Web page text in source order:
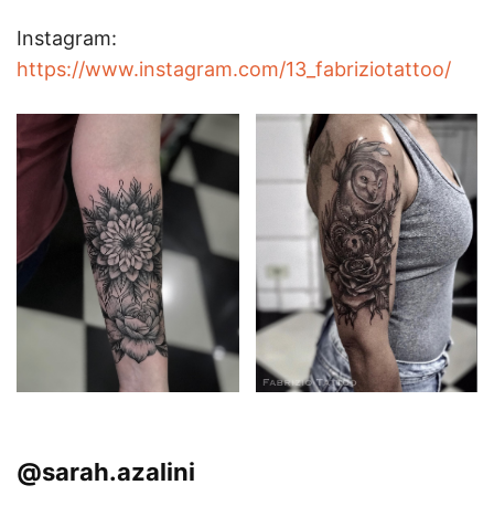
Instagram:
https://www.instagram.com/13_fabriziotattoo/
@sarah.azalini